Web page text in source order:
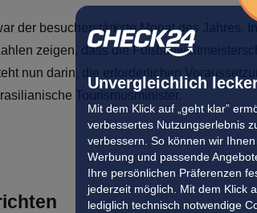
Unvergleichlich
Mit dem Klick auf „geht klar”
verbessertes Nutzungserlebnis
verbessern. So können wir
Werbung und passende
Ihre persönlichen Präferenzen
jederzeit möglich. Mit dem Klick
lediglich technisch notwendige
der besucherstärkste Monat des
zeigen, dass die
nun darin, die erforderlichen
Tourismusminister.